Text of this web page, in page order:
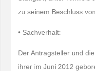
zu seinem Beschluss
• Sachverhalt:
Der Antragsteller und
ihrer im Juni 2012